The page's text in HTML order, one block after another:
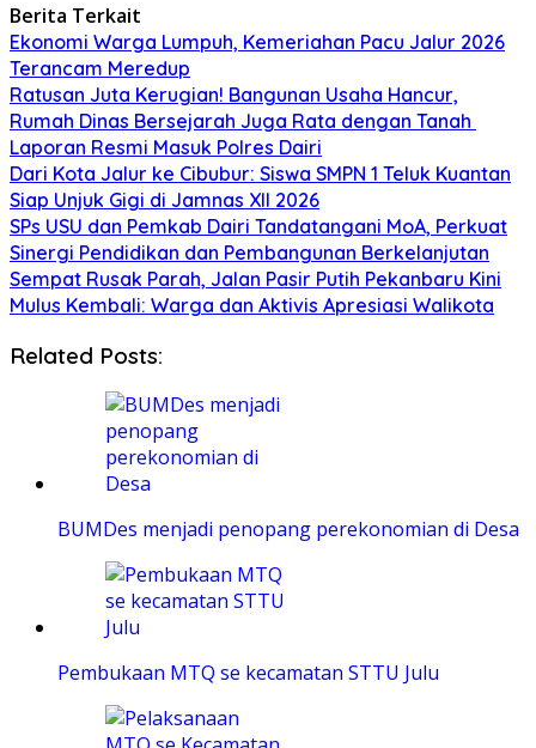
Berita Terkait
Ekonomi Warga Lumpuh, Kemeriahan Pacu Jalur 2026
Terancam Meredup
Ratusan Juta Kerugian! Bangunan Usaha Hancur,
Rumah Dinas Bersejarah Juga Rata dengan Tanah
Laporan Resmi Masuk Polres Dairi
Dari Kota Jalur ke Cibubur: Siswa SMPN 1 Teluk Kuantan
Siap Unjuk Gigi di Jamnas XII 2026
SPs USU dan Pemkab Dairi Tandatangani MoA, Perkuat
Sinergi Pendidikan dan Pembangunan Berkelanjutan
Sempat Rusak Parah, Jalan Pasir Putih Pekanbaru Kini
Mulus Kembali: Warga dan Aktivis Apresiasi Walikota
Related Posts:
BUMDes menjadi penopang perekonomian di Desa
Pembukaan MTQ se kecamatan STTU Julu